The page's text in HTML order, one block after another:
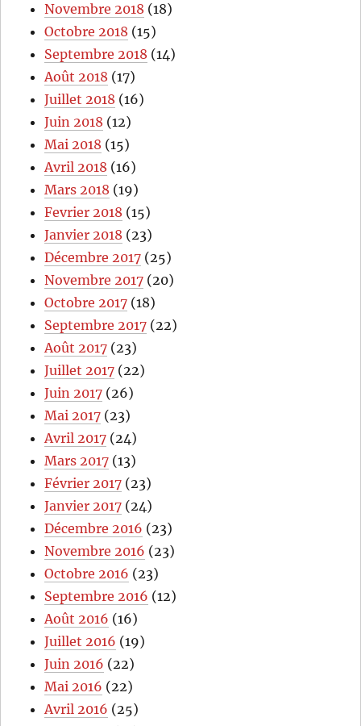
Novembre 2018 (18)
Octobre 2018 (15)
Septembre 2018 (14)
Août 2018 (17)
Juillet 2018 (16)
Juin 2018 (12)
Mai 2018 (15)
Avril 2018 (16)
Mars 2018 (19)
Fevrier 2018 (15)
Janvier 2018 (23)
Décembre 2017 (25)
Novembre 2017 (20)
Octobre 2017 (18)
Septembre 2017 (22)
Août 2017 (23)
Juillet 2017 (22)
Juin 2017 (26)
Mai 2017 (23)
Avril 2017 (24)
Mars 2017 (13)
Février 2017 (23)
Janvier 2017 (24)
Décembre 2016 (23)
Novembre 2016 (23)
Octobre 2016 (23)
Septembre 2016 (12)
Août 2016 (16)
Juillet 2016 (19)
Juin 2016 (22)
Mai 2016 (22)
Avril 2016 (25)